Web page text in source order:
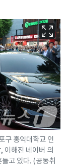
구 홍익대학교 인
이해진 네이버 의
고 있다. (공동취